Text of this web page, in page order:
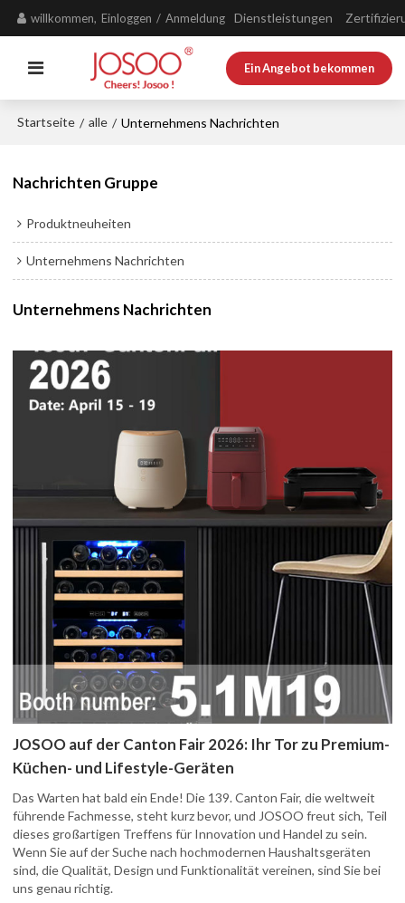
willkommen, Einloggen / Anmeldung Dienstleistungen
Ein Angebot bekommen
Startseite / alle / Unternehmens Nachrichten
Nachrichten Gruppe
Produktneuheiten
Unternehmens Nachrichten
Unternehmens Nachrichten
JOSOO auf der Canton Fair 2026: Ihr Tor zu Premium-
Küchen- und Lifestyle-Geräten
Das Warten hat bald ein Ende! Die 139. Canton Fair, die weltweit
führende Fachmesse, steht kurz bevor, und JOSOO freut sich, Teil
dieses großartigen Treffens für Innovation und Handel zu sein.
Wenn Sie auf der Suche nach hochmodernen Haushaltsgeräten
sind, die Qualität, Design und Funktionalität vereinen, sind Sie bei
uns genau richtig.